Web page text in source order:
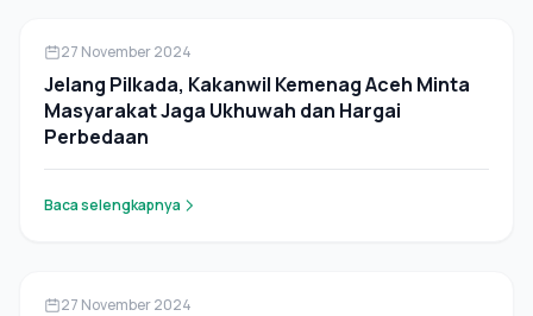
Pers Rilis
27 November 2024
Jelang Pilkada, Kakanwil Kemenag Aceh Minta
Masyarakat Jaga Ukhuwah dan Hargai
Perbedaan
Baca selengkapnya
Pers Rilis
27 November 2024